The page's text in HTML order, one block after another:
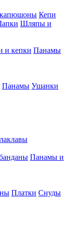
Кепи
Шляпы и
и кепки Панамы
Панамы Ушанки
Панамы и
Платки Снуды